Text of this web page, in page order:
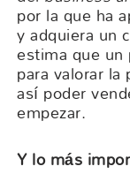
por la que ha
y adquiera un
estima que
para valorar
así poder
empezar.
Y lo más